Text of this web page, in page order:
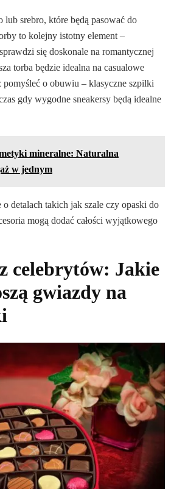
lub srebro, które będą pasować do
to kolejny istotny element –
się doskonale na romantycznej
torba będzie idealna na casualowe
o obuwiu – klasyczne szpilki
gdy wygodne sneakersy będą idealne
mineralne: Naturalna
w jednym
detalach takich jak szale czy opaski do
mogą dodać całości wyjątkowego
celebrytów: Jakie
gwiazdy na